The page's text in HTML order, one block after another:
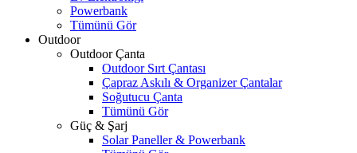
Powerbank
Tümünü Gör
Outdoor
Outdoor Çanta
Outdoor Sırt Çantası
Çapraz Askılı & Organizer Çantalar
Soğutucu Çanta
Tümünü Gör
Güç & Şarj
Solar Paneller & Powerbank